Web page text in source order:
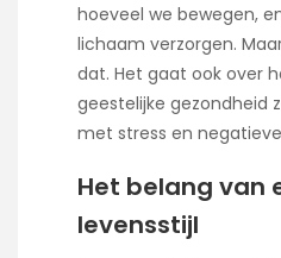
hoeveel we bewegen,
lichaam verzorgen.
dat. Het gaat ook over
geestelijke gezondheid
met stress en
Het belang van
levensstijl